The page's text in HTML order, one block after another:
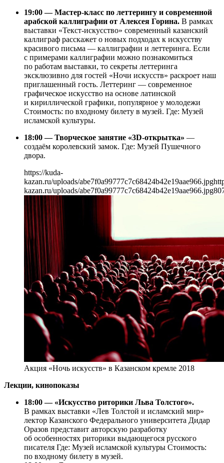
19:00 — Мастер-класс по леттерингу и современной
арабской каллиграфии от Алексея Горина. В рамках
выставки «Текст-искусство» современный казанский
каллиграф расскажет о новых подходах к искусству
красивого письма — каллиграфии и леттеринга. Если
с примерами каллиграфии можно познакомиться
по работам выставки, то секреты леттеринга
эксклюзивно для гостей «Ночи искусств» раскроет наш
приглашенный гость. Леттеринг — современное
графическое искусство на основе латинской
и кириллической графики, популярное у молодежи
Стоимость: по входному билету в музей. Где: Музей
исламской культуры.
18:00 — Творческое занятие «3D-открытка» —
создаём королевский замок. Где: Музей Пушечного
двора.
https://kuda-
kazan.ru/uploads/abe7f0a99777c7c68424b42e19aae966.jpg
kazan.ru/uploads/abe7f0a99777c7c68424b42e19aae966.jpg
Акция «Ночь искусств» в Казанском кремле 2018
Лекции, кинопоказы
18:00 — «Искусство риторики Льва Толстого».
В рамках выставки «Лев Толстой и исламский мир»
лектор Казанского Федерального университета Дидар
Оразов представит авторскую разработку
об особенностях риторики выдающегося русского
писателя Где: Музей исламской культуры Стоимость:
по входному билету в музей.